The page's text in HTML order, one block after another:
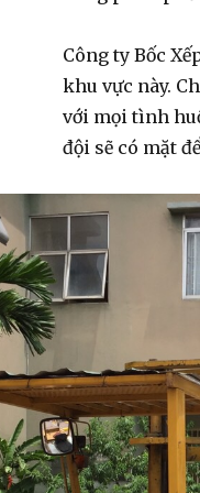
Công ty Bốc
khu vực này.
với mọi tình
đội sẽ có mặt